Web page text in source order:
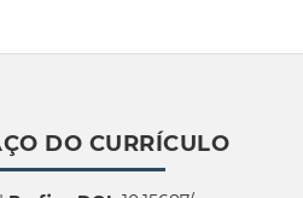
DO CURRÍCULO